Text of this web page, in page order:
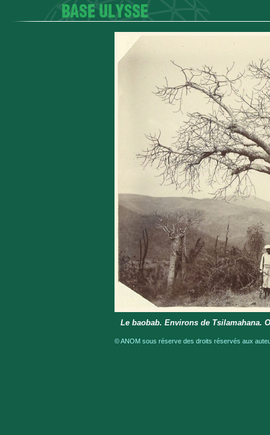
Le baobab. Environs de Tsilamahana.
© ANOM sous réserve des droits réservés aux